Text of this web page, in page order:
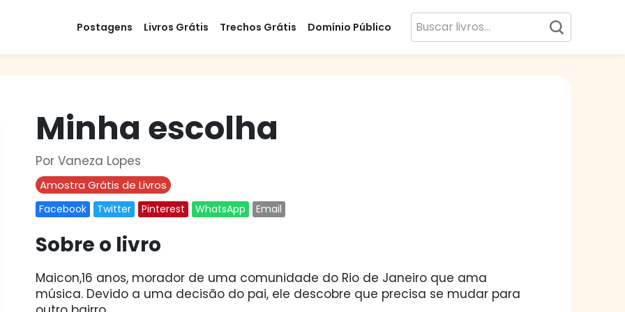
Postagens Livros Grátis Trechos Grátis Domínio Público
Minha escolha
Por Vaneza Lopes
Amostra Grátis de Livros
Facebook Twitter Pinterest WhatsApp Email
Sobre o livro
Maicon,16 anos, morador de uma comunidade do Rio de Janeiro que ama
música. Devido a uma decisão do pai, ele descobre que precisa se mudar para